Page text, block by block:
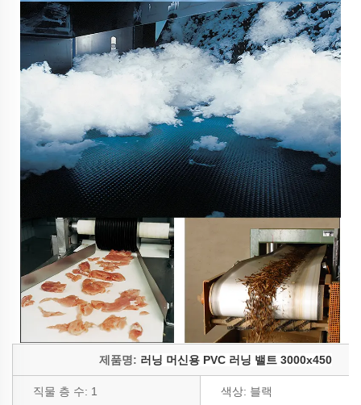
제품명: 러닝 머신용 PVC 러닝 밸트 3000x450
직물 층 수: 1 색상: 블랙